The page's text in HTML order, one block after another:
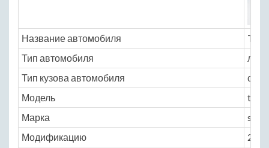
Название автомобиля
Тип автомобиля
Тип кузова автомобиля
Модель
Марка
sai
Модификацию
2.4